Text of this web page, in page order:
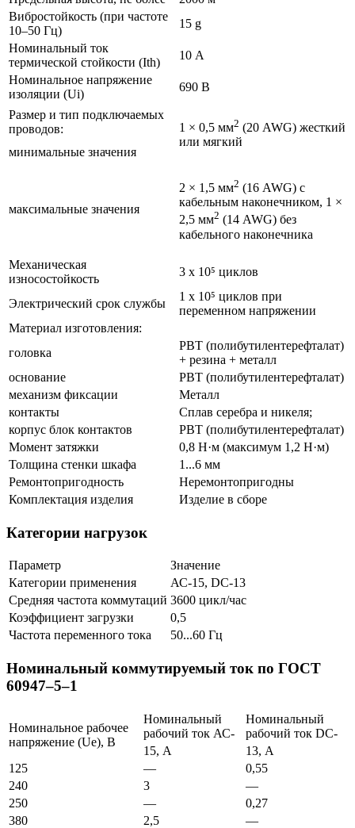
Вибростойкость (при частоте
10–50 Гц)
15 g
Номинальный ток
термической стойкости (Ith)
10 А
Номинальное напряжение
изоляции (Ui)
690 В
Размер и тип подключаемых
проводов:
1 × 0,5 мм2 (20 AWG) жесткий
или мягкий
минимальные значения
максимальные значения
2 × 1,5 мм2 (16 AWG) с
кабельным наконечником, 1 ×
2,5 мм2 (14 AWG) без
кабельного наконечника
Механическая
износостойкость
3 x 10⁵ циклов
Электрический срок службы
1 x 10⁵ циклов при
переменном напряжении
Материал изготовления:
головка
РВТ (полибутилентерефталат)
+ резина + металл
основание
РВТ (полибутилентерефталат)
механизм фиксации
Металл
контакты
Сплав серебра и никеля;
корпус блок контактов
РВТ (полибутилентерефталат)
Момент затяжки
0,8 Н·м (максимум 1,2 Н·м)
Толщина стенки шкафа
1...6 мм
Ремонтопригодность
Неремонтопригодны
Комплектация изделия
Изделие в сборе
Категории нагрузок
Параметр
Значение
Категории применения
АС-15, DС-13
Средняя частота коммутаций 3600 цикл/час
Коэффициент загрузки
0,5
Частота переменного тока
50...60 Гц
Номинальный коммутируемый ток по ГОСТ
60947–5–1
Номинальное рабочее
напряжение (Ue), В
Номинальный
рабочий ток АС-
Номинальный
рабочий ток DС-
15, А
13, А
125
—
0,55
240
3
—
250
—
0,27
380
2,5 —